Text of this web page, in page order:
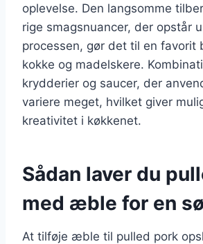
oplevelse. Den langsomme
rige smagsnuancer, der opstår
processen, gør det til en favorit
kokke og madelskere.
krydderier og saucer, der
variere meget, hvilket giver
kreativitet i køkkenet.
Sådan laver du
med æble for en
At tilføje æble til pulled pork